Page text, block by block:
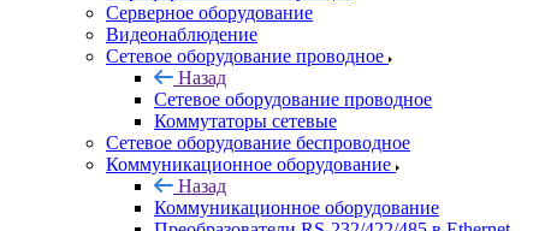
Серверное оборудование
Видеонаблюдение
Сетевое оборудование проводное
Назад
Сетевое оборудование проводное
Коммутаторы сетевые
Сетевое оборудование беспроводное
Коммуникационное оборудование
Назад
Коммуникационное оборудование